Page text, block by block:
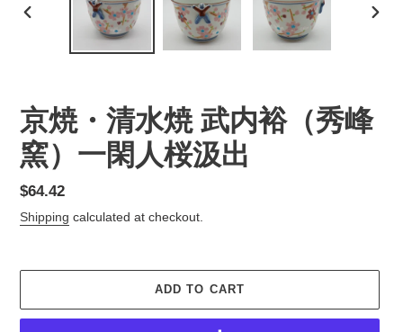
京焼・清水焼 武内裕（秀峰
窯）一閑人桜汲出
Regular
price
$64.42
Shipping calculated at checkout.
ADD TO CART